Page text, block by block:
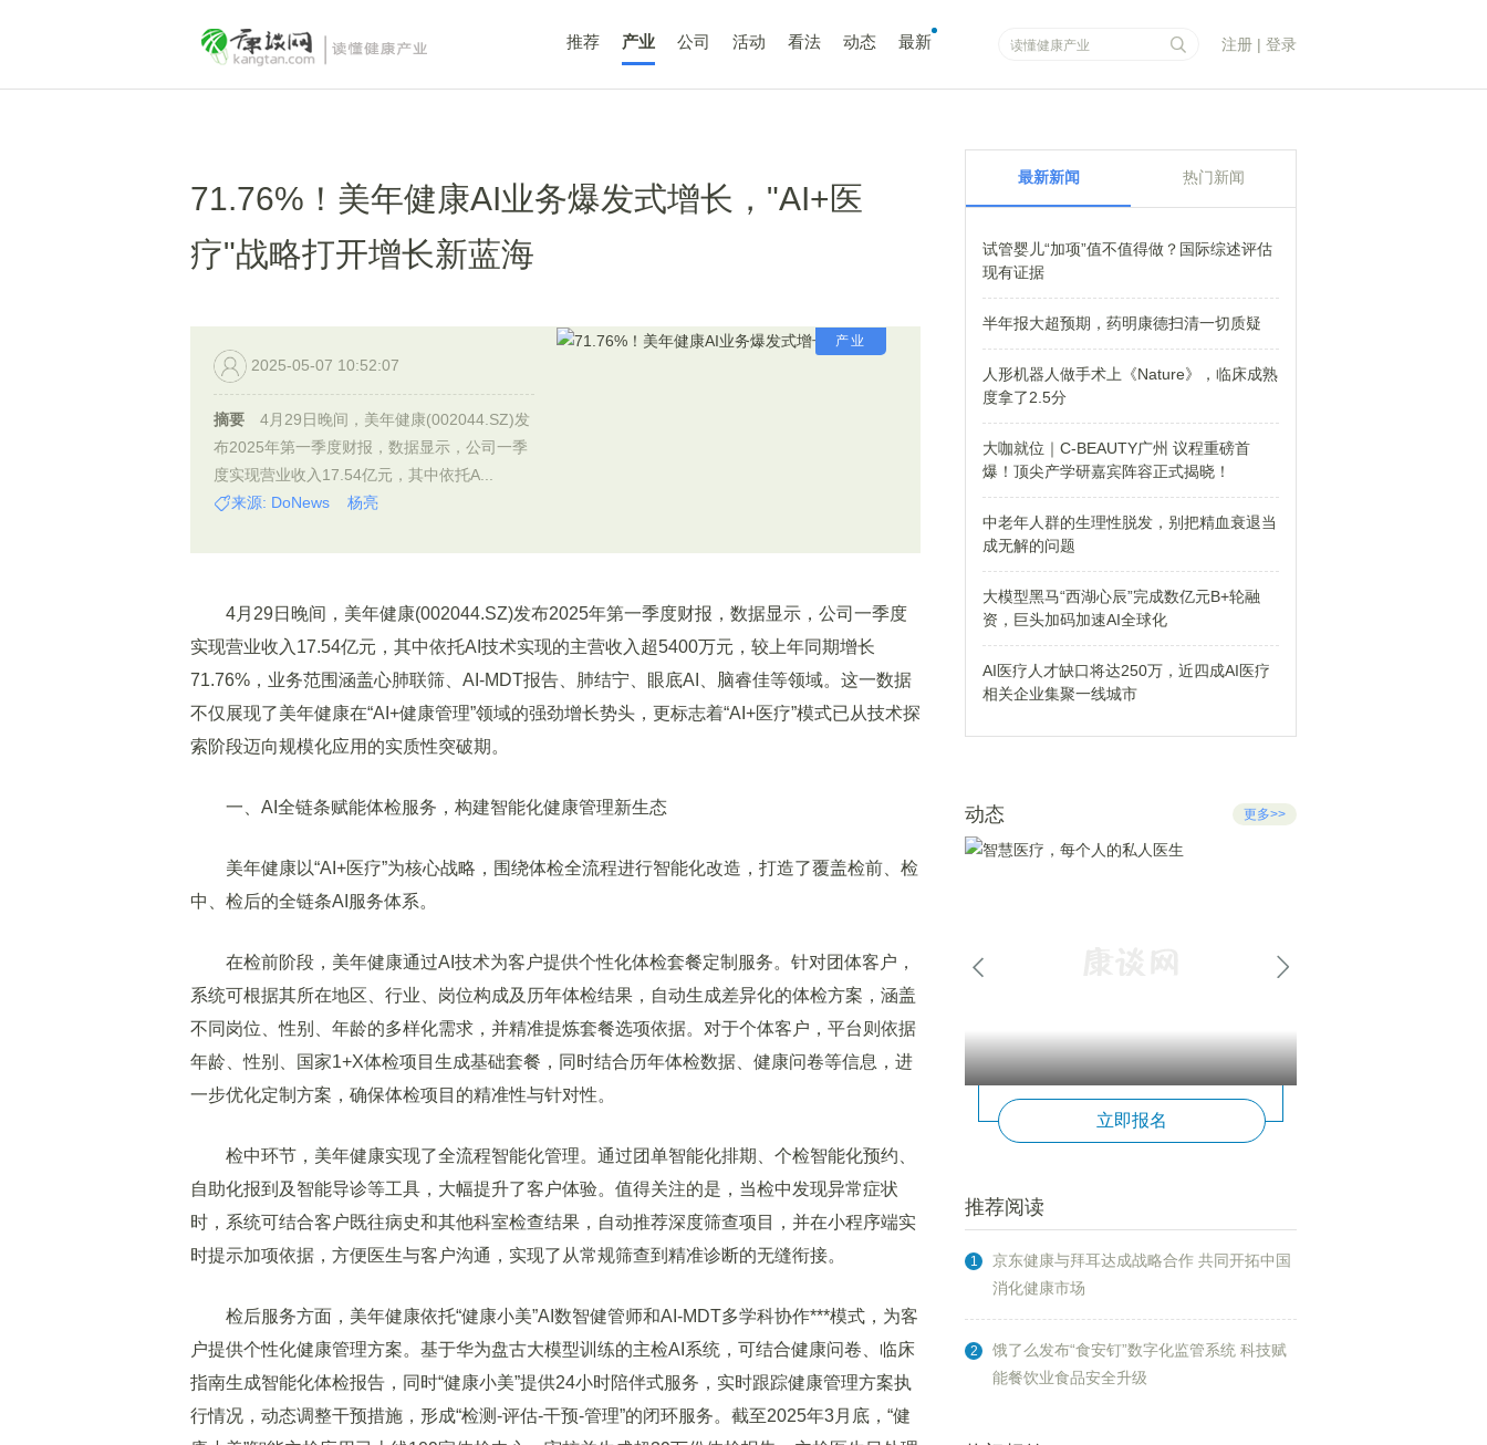
推荐 产业 公司 活动 看法 动态 最新 注册 | 登录
71.76%！美年健康AI业务爆发式增长，"AI+医
疗"战略打开增长新蓝海
产业
2025-05-07 10:52:07
摘要
4月29日晚间，美年健康(002044.SZ)发
布2025年第一季度财报，数据显示，公司一季
度实现营业收入17.54亿元，其中依托A...
来源: DoNews 杨亮
4月29日晚间，美年健康(002044.SZ)发布2025年第一季度财报，数据显示，公司一季度
实现营业收入17.54亿元，其中依托AI技术实现的主营收入超5400万元，较上年同期增长
71.76%，业务范围涵盖心肺联筛、AI-MDT报告、肺结宁、眼底AI、脑睿佳等领域。这一数据
不仅展现了美年健康在“AI+健康管理”领域的强劲增长势头，更标志着“AI+医疗”模式已从技术探
索阶段迈向规模化应用的实质性突破期。
一、AI全链条赋能体检服务，构建智能化健康管理新生态
美年健康以“AI+医疗”为核心战略，围绕体检全流程进行智能化改造，打造了覆盖检前、检
中、检后的全链条AI服务体系。
在检前阶段，美年健康通过AI技术为客户提供个性化体检套餐定制服务。针对团体客户，
系统可根据其所在地区、行业、岗位构成及历年体检结果，自动生成差异化的体检方案，涵盖
不同岗位、性别、年龄的多样化需求，并精准提炼套餐选项依据。对于个体客户，平台则依据
年龄、性别、国家1+X体检项目生成基础套餐，同时结合历年体检数据、健康问卷等信息，进
一步优化定制方案，确保体检项目的精准性与针对性。
检中环节，美年健康实现了全流程智能化管理。通过团单智能化排期、个检智能化预约、
自助化报到及智能导诊等工具，大幅提升了客户体验。值得关注的是，当检中发现异常症状
时，系统可结合客户既往病史和其他科室检查结果，自动推荐深度筛查项目，并在小程序端实
时提示加项依据，方便医生与客户沟通，实现了从常规筛查到精准诊断的无缝衔接。
检后服务方面，美年健康依托“健康小美”AI数智健管师和AI-MDT多学科协作***模式，为客
户提供个性化健康管理方案。基于华为盘古大模型训练的主检AI系统，可结合健康问卷、临床
指南生成智能化体检报告，同时“健康小美”提供24小时陪伴式服务，实时跟踪健康管理方案执
行情况，动态调整干预措施，形成“检测-评估-干预-管理”的闭环服务。截至2025年3月底，“健
最新新闻 热门新闻
试管婴儿“加项”值不值得做？国际综述评估
现有证据
半年报大超预期，药明康德扫清一切质疑
人形机器人做手术上《Nature》，临床成熟
度拿了2.5分
大咖就位｜C-BEAUTY广州 议程重磅首
爆！顶尖产学研嘉宾阵容正式揭晓！
中老年人群的生理性脱发，别把精血衰退当
成无解的问题
大模型黑马“西湖心辰”完成数亿元B+轮融
资，巨头加码加速AI全球化
AI医疗人才缺口将达250万，近四成AI医疗
相关企业集聚一线城市
动态 更多>>
立即报名
推荐阅读
1
京东健康与拜耳达成战略合作 共同开拓中国
消化健康市场
2
饿了么发布“食安钉”数字化监管系统 科技赋
能餐饮业食品安全升级